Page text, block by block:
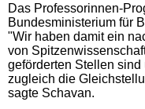
Das Professorinnen-
Bundesministerium für
"Wir haben damit ein
von
geförderten Stellen sind
zugleich die
sagte Schavan.